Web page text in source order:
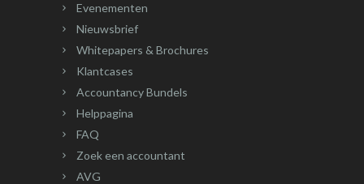
Evenementen
Nieuwsbrief
Whitepapers & Brochures
Klantcases
Accountancy Bundels
Helppagina
FAQ
Zoek een accountant
AVG